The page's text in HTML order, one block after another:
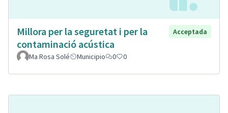
Millora per la seguretat i per la
contaminació acústica
Acceptada
Ma Rosa Solé Municipio 0 0